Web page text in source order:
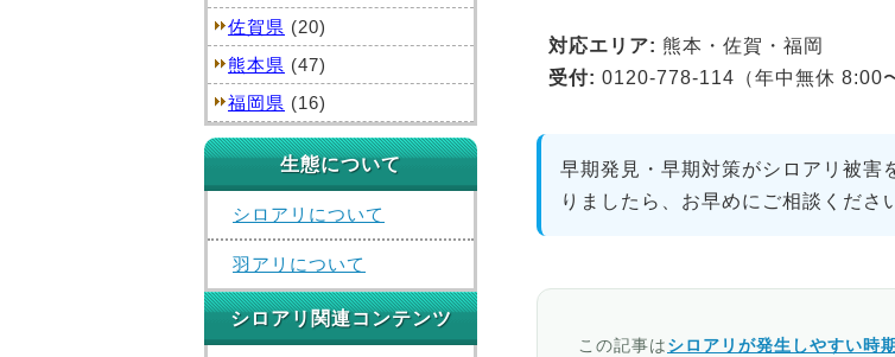
対応エリア: 熊本・佐賀・福岡
受付: 0120-778-114（年中無休 8:00
早期発見・早期対策がシロアリ被害
りましたら、お早めにご相談くださ
この記事はシロアリが発生しやすい時
佐賀県 (20)
熊本県 (47)
福岡県 (16)
生態について
シロアリについて
羽アリについて
シロアリ関連コンテンツ